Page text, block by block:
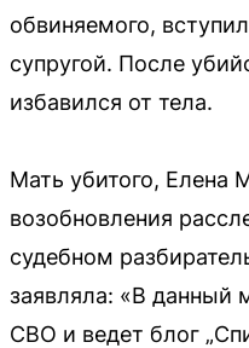
обвиняемого,
супругой. После
избавился от тела.
Мать убитого, Елена
возобновления
судебном
заявляла: «В данный
СВО и ведет блог